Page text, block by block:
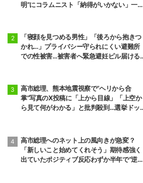
明”にコラムニスト「納得がいかない」一方
「寝顔を見つめる男性」「後ろから抱きつ
かれ…」プライバシー守られにくい避難所
での性被害…被害者へ緊急避妊ピル届ける
高市総理、熊本地震視察で“ヘリから合
掌”写真のX投稿に「上から目線」「上空か
ら見て何がわかる」と批判殺到…選挙ドッ
高市総理へのネット上の風向きが急変？
「新しいこと始めてくれそう」期待感強く
出ていたポジティブ反応わずか半年で“逆